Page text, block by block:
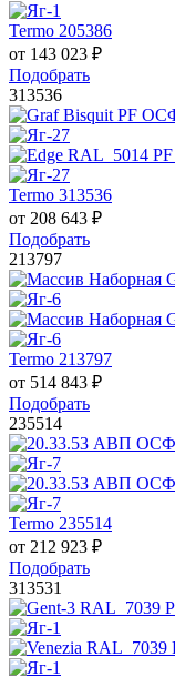
Termo 205386
от 143 023 ₽
Подобрать
313536
Termo 313536
от 208 643 ₽
Подобрать
213797
Termo 213797
от 514 843 ₽
Подобрать
235514
Termo 235514
от 212 923 ₽
Подобрать
313531